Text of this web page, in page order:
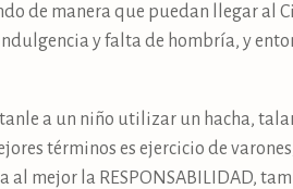
de manera que puedan llegar al
y falta de hombría, y
a un niño utilizar un hacha,
términos es ejercicio de
mejor la RESPONSABILIDAD,